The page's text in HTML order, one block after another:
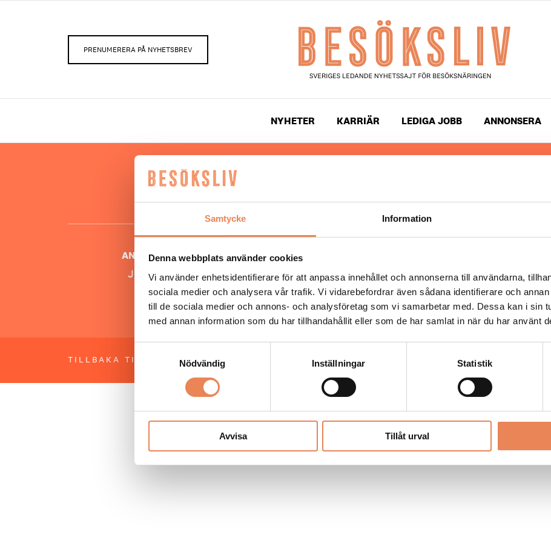
Samtycke Information
Denna webbplats använder cookies
Vi använder enhetsidentifierare för att anpassa innehållet och annonserna till användarna,
sociala medier och analysera vår trafik. Vi vidarebefordrar även sådana identifierare och
till de sociala medier och annons- och analysföretag som vi samarbetar med. Dessa kan i sin
med annan information som du har tillhandahållit eller som de har samlat in när du har använt
Nödvändig
Inställningar Statistik
Avvisa Tillåt urval
PRENUMERERA PÅ NYHETSBREV
NYHETER KARRIÄR LEDIGA JOBB ANNONSERA
Hos oss läser du landets mest uppdaterade nyheter och snackisar
besöksnäringen. Besöksliv i sin tryckta form är ett affärsmagasin för
ANSVARIG UTGIVARE
Jonas Siljhammar
Allt material på besoksliv.se är skyddat
enligt lagen om upphovsrätt.
TILLBAKA TILL TOPPEN OM BESÖKSLIV PRENUMERERA ANNONSERA